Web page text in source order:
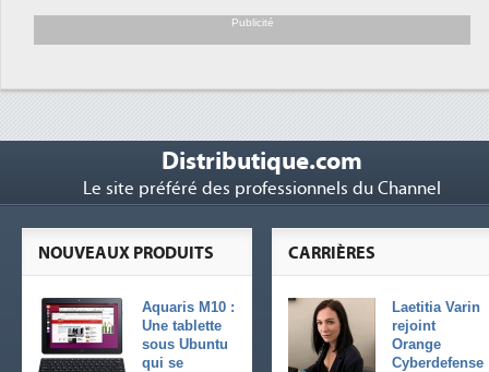
soutient les...
Publicité
Distributique.com
Le site préféré des professionnels du Channel
CARRIÈRES
Laetitia Varin
rejoint
Orange
Cyberdefense
NOUVEAUX PRODUITS
Aquaris M10 :
Une tablette
sous Ubuntu
qui se